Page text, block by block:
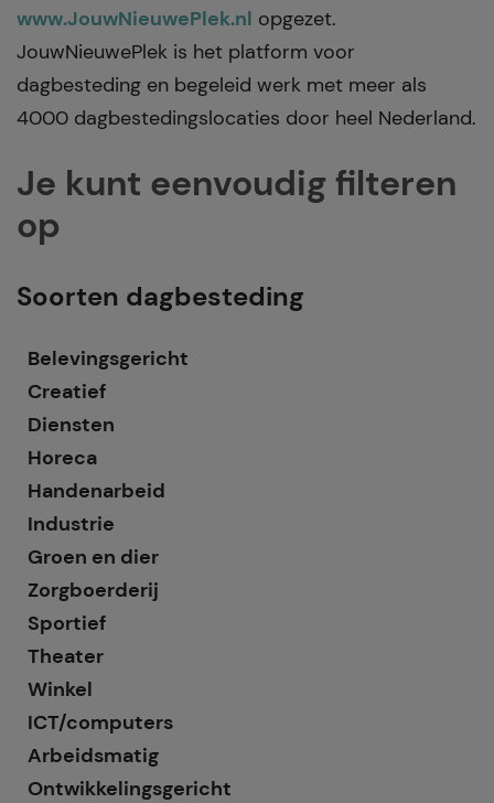
www.JouwNieuwePlek.nl opgezet.
JouwNieuwePlek is het platform voor
dagbesteding en begeleid werk met meer als
4000 dagbestedingslocaties door heel Nederland.
Je kunt eenvoudig filteren
op
Soorten dagbesteding
Belevingsgericht
Creatief
Diensten
Horeca
Handenarbeid
Industrie
Groen en dier
Zorgboerderij
Sportief
Theater
Winkel
ICT/computers
Arbeidsmatig
Ontwikkelingsgericht